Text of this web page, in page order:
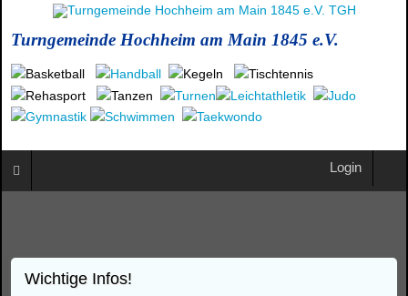
Turngemeinde Hochheim am Main 1845 e.V.
Login
Wichtige Infos!